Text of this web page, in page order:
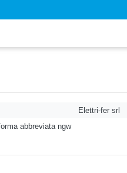
Elettri-fer srl
abbreviata ngw